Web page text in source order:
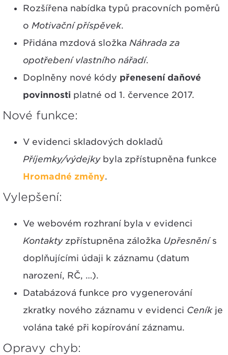
Rozšířena nabídka typů pracovních poměrů
o Motivační příspěvek.
Přidána mzdová složka Náhrada za
opotřebení vlastního nářadí.
Doplněny nové kódy přenesení daňové
povinnosti platné od 1. července 2017.
Nové funkce:
V evidenci skladových dokladů
Příjemky/výdejkybyla zpřístupněna funkce
Hromadné změny.
Vylepšení:
Ve webovém rozhraní byla v evidenci
Kontaktyzpřístupněna záložka Upřesněnís
doplňujícími údaji k záznamu (datum
narození, RČ, …).
Databázová funkce pro vygenerování
zkratky nového záznamu v evidenci Ceníkje
volána také při kopírování záznamu.
Opravy chyb: